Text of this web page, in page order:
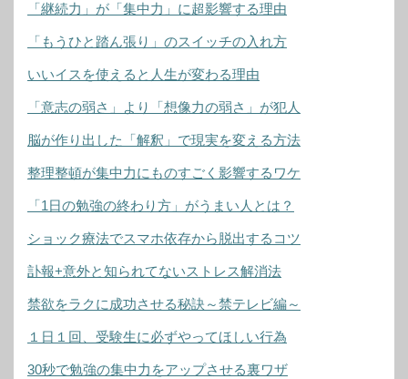
「継続力」が「集中力」に超影響する理由
「もうひと踏ん張り」のスイッチの入れ方
いいイスを使えると人生が変わる理由
「意志の弱さ」より「想像力の弱さ」が犯人
脳が作り出した「解釈」で現実を変える方法
整理整頓が集中力にものすごく影響するワケ
「1日の勉強の終わり方」がうまい人とは？
ショック療法でスマホ依存から脱出するコツ
訃報+意外と知られてないストレス解消法
禁欲をラクに成功させる秘訣～禁テレビ編～
１日１回、受験生に必ずやってほしい行為
30秒で勉強の集中力をアップさせる裏ワザ